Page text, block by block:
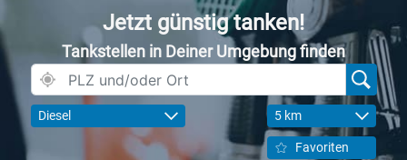
Jetzt günstig tanken!
Tankstellen in Deiner Umgebung finden
Diesel 5 km
Favoriten